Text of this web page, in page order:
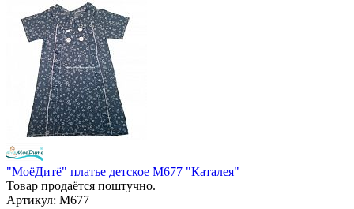
"МоёДитё" платье детское М677 "Каталея"
Товар продаётся поштучно.
Артикул: М677